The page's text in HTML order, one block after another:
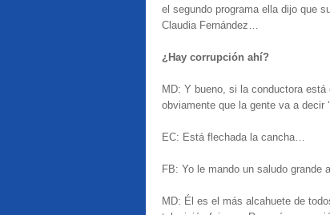
el segundo programa ella dijo que
Claudia Fernández…
¿Hay corrupción ahí?
MD: Y bueno, si la conductora
obviamente que la gente va a decir
EC: Está flechada la cancha…
FB: Yo le mando un saludo grande
MD: Él es el más alcahuete de